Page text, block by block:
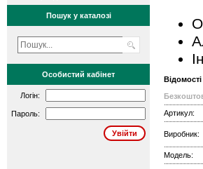
Пошук у каталозі
Особистий кабінет
Логін:
Пароль:
Артикул:
Виробник:
Модель: